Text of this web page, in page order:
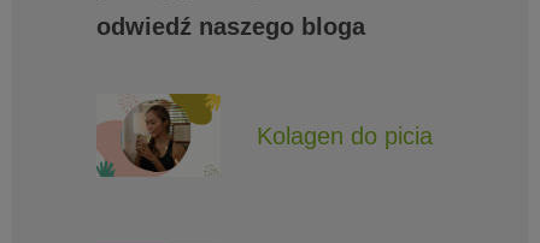
odwiedź naszego bloga
Kolagen do picia